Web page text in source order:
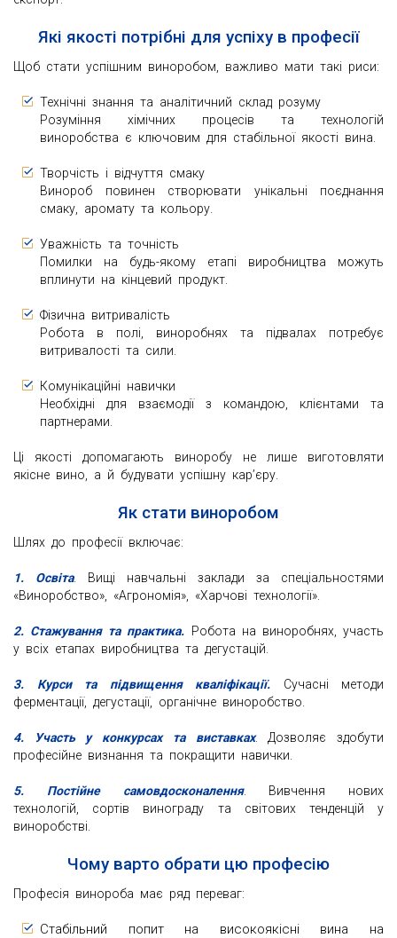
Які якості потрібні для успіху в професії
Щоб стати успішним виноробом, важливо мати такі риси:
Технічні знання та аналітичний склад розуму
Розуміння хімічних процесів та технологій
виноробства є ключовим для стабільної якості вина.
Творчість і відчуття смаку
Винороб повинен створювати унікальні поєднання
смаку, аромату та кольору.
Уважність та точність
Помилки на будь-якому етапі виробництва можуть
вплинути на кінцевий продукт.
Фізична витривалість
Робота в полі, виноробнях та підвалах потребує
витривалості та сили.
Комунікаційні навички
Необхідні для взаємодії з командою, клієнтами та
партнерами.
Ці якості допомагають виноробу не лише виготовляти
якісне вино, а й будувати успішну кар’єру.
Як стати виноробом
Шлях до професії включає:
1. Освіта. Вищі навчальні заклади за спеціальностями
«Виноробство», «Агрономія», «Харчові технології».
2. Стажування та практика. Робота на виноробнях, участь
у всіх етапах виробництва та дегустацій.
3. Курси та підвищення кваліфікації. Сучасні методи
ферментації, дегустації, органічне виноробство.
4. Участь у конкурсах та виставках. Дозволяє здобути
професійне визнання та покращити навички.
5. Постійне самовдосконалення. Вивчення нових
технологій, сортів винограду та світових тенденцій у
виноробстві.
Чому варто обрати цю професію
Професія винороба має ряд переваг:
Стабільний попит на високоякісні вина на